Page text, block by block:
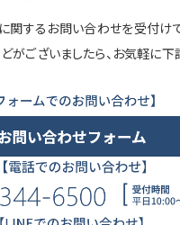
関するお問い合わせを受付けて
がございましたら、お気軽に